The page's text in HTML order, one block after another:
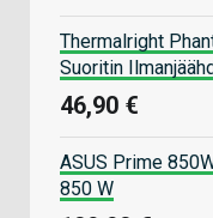
Thermalright
Suoritin
46,90 €
ASUS Prime
850 W